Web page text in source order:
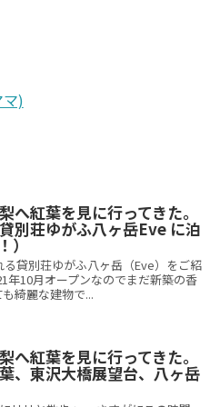
)
へ紅葉を見に行ってきた。
貸別荘ゆがふ八ヶ岳Eve に泊
）
貸別荘ゆがふ八ヶ岳（Eve）をご紹
年10月オープンなのでまだ新築の香
綺麗な建物で...
へ紅葉を見に行ってきた。
、東沢大橋展望台、八ヶ岳